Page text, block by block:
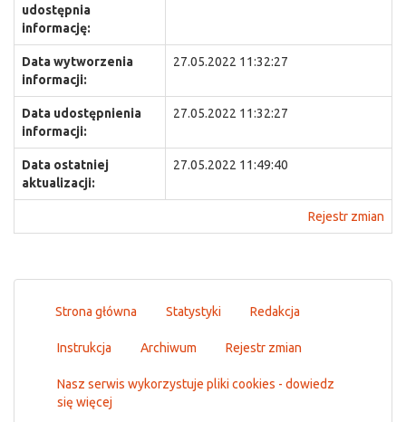
udostępnia
informację:
Data wytworzenia
informacji:
27.05.2022 11:32:27
Data udostępnienia
informacji:
27.05.2022 11:32:27
Data ostatniej
aktualizacji:
27.05.2022 11:49:40
Rejestr zmian
Strona główna Statystyki Redakcja
Instrukcja Archiwum Rejestr zmian
Nasz serwis wykorzystuje pliki cookies - dowiedz
się więcej